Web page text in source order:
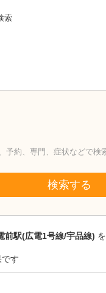
索
予約、専門、症状などで検
検索する
前駅(広電1号線/宇品線)
す